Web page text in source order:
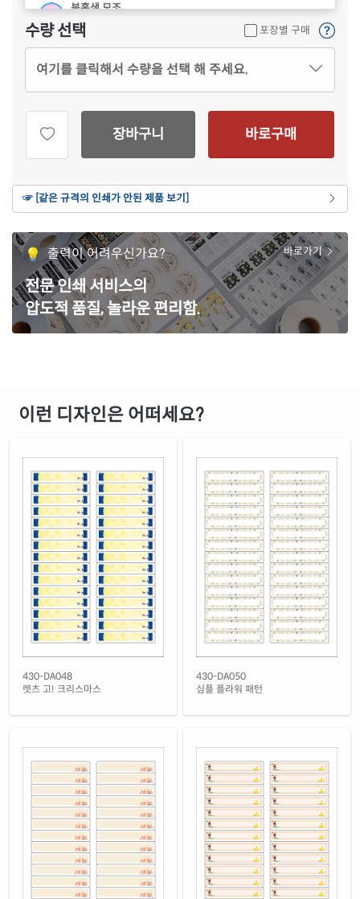
분홍색 모조
CL430P-DV036
재질 설명
CL430Y-DV036잉크젯, 레이저 겸용
재질 설명
CL430KR-DV036
잉크젯, 레이저 겸용
재질 설명
재질 설명
흰색 무광 방수 잉크젯
CJ430WU-DV036잉크젯 전용
흰색 광택 레이저
CL430LG-DV036레이저 전용
재질 설명
흰색(50μm) 광택 방수 레이저
CL430WP-DV036 레이저 전용
재질 설명
CL430LT-DV036
레이저 전용
수량 선택 포장별 구매
여기를 클릭해서 수량을 선택 해 주세요.
장바구니 바로구매
☞ [같은 규격의 인쇄가 안된 제품 보기]
출력이 어려우신가요?
전문 인쇄 서비스의
압도적 품질, 놀라운 편리함.
바로가기
이런 디자인은 어떠세요?
430-DA048
렛츠 고! 크리스마스
430-DA050
심플 플라워 패턴